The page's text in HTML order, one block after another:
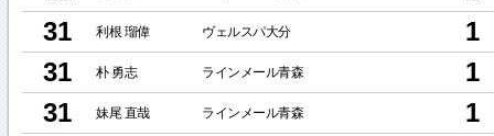
31
利根 瑠偉 ヴェルスパ大分
1
31
朴 勇志 ラインメール青森
1
31
妹尾 直哉 ラインメール青森
1